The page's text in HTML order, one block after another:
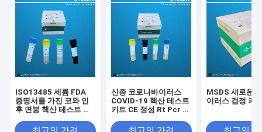
ISO13485 세륨 FDA
증명서를 가진 코와 인
후 면봉 핵산 테스트 장
신종 코로나바이러스
COVID-19 핵산 테스트
키트 CE 정성 Rt Pcr 테
MSDS 새로운
이러스 검정 키